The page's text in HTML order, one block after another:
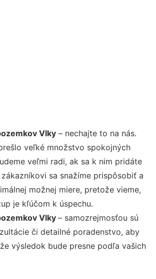
Vlky – nechajte to na nás.
veľké množstvo spokojných
veľmi radi, ak sa k nim pridáte
sa snažíme prispôsobiť a
možnej miere, pretože vieme,
je kľúčom k úspechu.
Vlky – samozrejmosťou sú
či detailné poradenstvo, aby
výsledok bude presne podľa vašich